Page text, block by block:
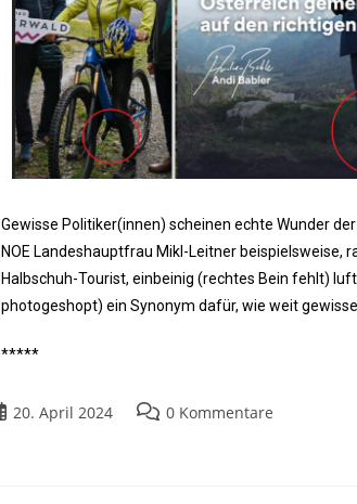
Gewisse Politiker(innen) scheinen echte Wunder
NOE Landeshauptfrau Mikl-Leitner beispielsweise,
Halbschuh-Tourist, einbeinig (rechtes Bein fehlt)
photogeshopt) ein Synonym dafür, wie weit
*****
20. April 2024 0 Kommentare